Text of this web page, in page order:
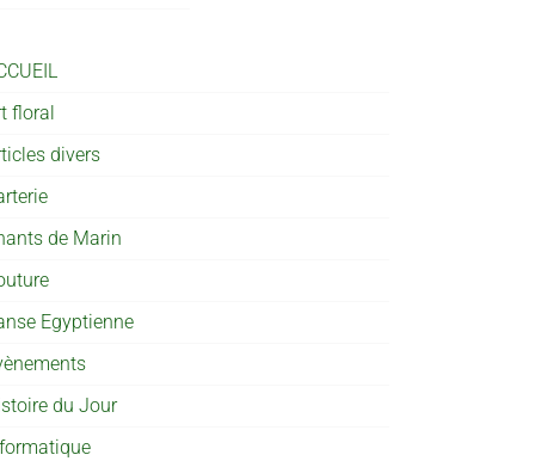
floral
divers
de Marin
Egyptienne
du Jour